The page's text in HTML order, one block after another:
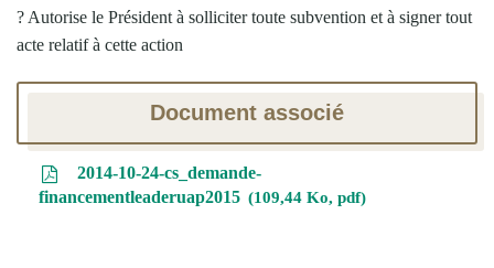
? Autorise le Président à solliciter toute subvention et à signer tout
acte relatif à cette action
Document associé
2014-10-24-cs_demande-
financementleaderuap2015
109,44 Ko, pdf